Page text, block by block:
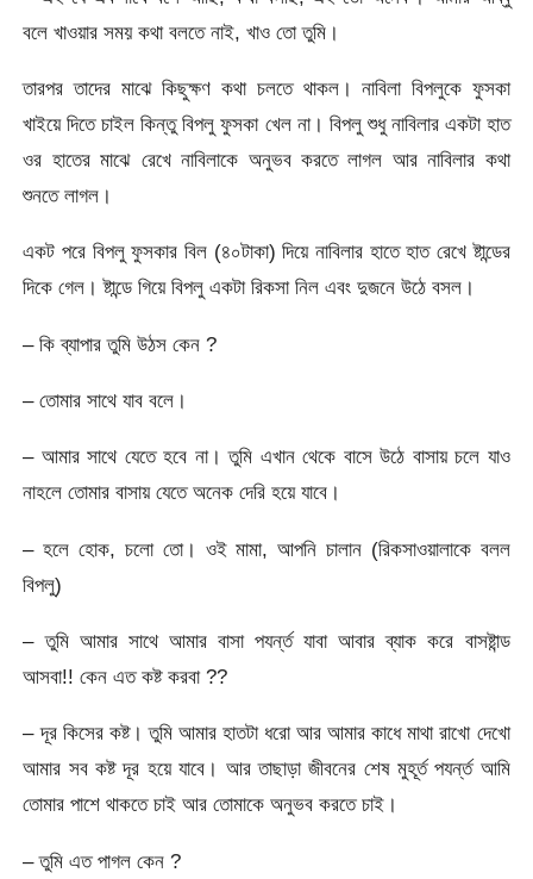
বলে খাওয়ার সময় কথা বলতে নাই, খাও তো তুমি।
তারপর তাদের মাঝে কিছুক্ষণ কথা চলতে থাকল। নাবিলা বিপলুকে ফুসকা
খাইয়ে দিতে চাইল কিন্তু বিপলু ফুসকা খেল না। বিপলু শুধু নাবিলার একটা হাত
ওর হাতের মাঝে রেখে নাবিলাকে অনুভব করতে লাগল আর নাবিলার কথা
শুনতে লাগল।
একট পরে বিপলু ফুসকার বিল (৪০টাকা) দিয়ে নাবিলার হাতে হাত রেখে ষ্টান্ডের
দিকে গেল। ষ্টান্ডে গিয়ে বিপলু একটা রিকসা নিল এবং দুজনে উঠে বসল।
– কি ব্যাপার তুমি উঠস কেন ?
– তোমার সাথে যাব বলে।
– আমার সাথে যেতে হবে না। তুমি এখান থেকে বাসে উঠে বাসায় চলে যাও
নাহলে তোমার বাসায় যেতে অনেক দেরি হয়ে যাবে।
– হলে হোক, চলো তো। ওই মামা, আপনি চালান (রিকসাওয়ালাকে বলল
বিপলু)
– তুমি আমার সাথে আমার বাসা পযর্ন্ত যাবা আবার ব্যাক করে বাসষ্টান্ড
আসবা!! কেন এত কষ্ট করবা ??
– দূর কিসের কষ্ট। তুমি আমার হাতটা ধরো আর আমার কাধে মাথা রাখো দেখো
আমার সব কষ্ট দূর হয়ে যাবে। আর তাছাড়া জীবনের শেষ মুহূর্ত পযর্ন্ত আমি
তোমার পাশে থাকতে চাই আর তোমাকে অনুভব করতে চাই।
– তুমি এত পাগল কেন ?